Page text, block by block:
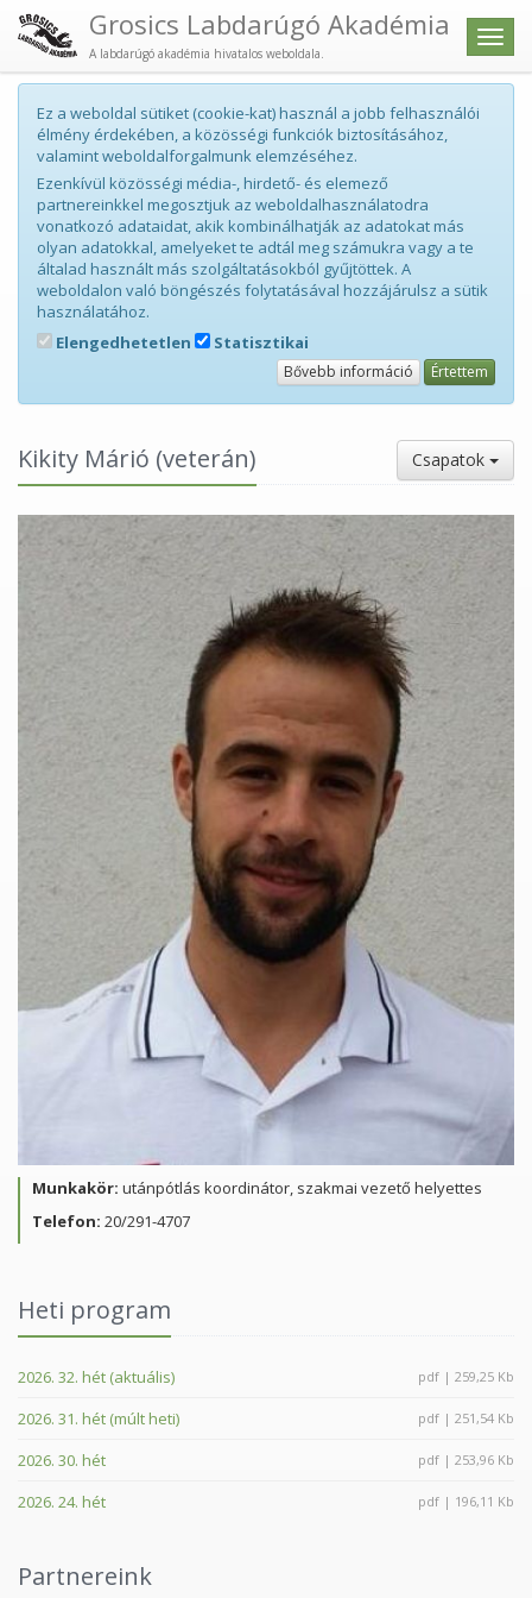
Menü
Grosics Labdarúgó Akadémia
A labdarúgó akadémia hivatalos weboldala.
Ez a weboldal sütiket (cookie-kat) használ a jobb felhasználói
élmény érdekében, a közösségi funkciók biztosításához,
valamint weboldalforgalmunk elemzéséhez.
Ezenkívül közösségi média-, hirdető- és elemező
partnereinkkel megosztjuk az weboldalhasználatodra
vonatkozó adataidat, akik kombinálhatják az adatokat más
olyan adatokkal, amelyeket te adtál meg számukra vagy a te
általad használt más szolgáltatásokból gyűjtöttek. A
weboldalon való böngészés folytatásával hozzájárulsz a sütik
használatához.
Elengedhetetlen
Statisztikai
Bővebb információ Értettem
Kikity Márió (veterán) Csapatok
Munkakör: utánpótlás koordinátor, szakmai vezető helyettes
Telefon: 20/291­-4707
Heti program
2026. 32. hét (aktuális) pdf | 259,25 Kb
2026. 31. hét (múlt heti) pdf | 251,54 Kb
2026. 30. hét pdf | 253,96 Kb
2026. 24. hét pdf | 196,11 Kb
Partnereink